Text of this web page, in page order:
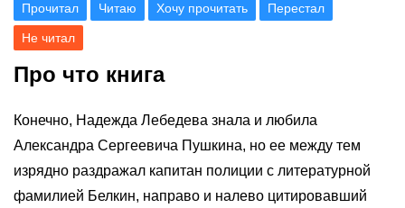
Прочитал Читаю Хочу прочитать Перестал
Не читал
Про что книга
Конечно, Надежда Лебедева знала и любила
Александра Сергеевича Пушкина, но ее между тем
изрядно раздражал капитан полиции с литературной
фамилией Белкин, направо и налево цитировавший